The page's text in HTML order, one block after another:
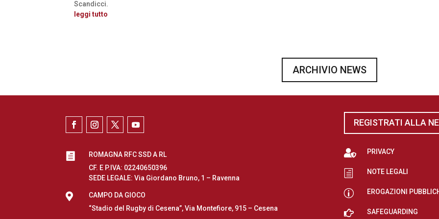
Scandicci.
leggi tutto
ARCHIVIO NEWS

ROMAGNA RFC SSD A RL
CF. E P.IVA: 02240650396
SEDE LEGALE: Via Giordano Bruno, 1 – Ravenna

CAMPO DA GIOCO
“Stadio del Rugby di Cesena”, Via Montefiore, 915 – Cesena
REGISTRATI ALLA
 PRIVACY
h NOTE LEGALI
p EROGAZIONI
 SAFEGUARDING